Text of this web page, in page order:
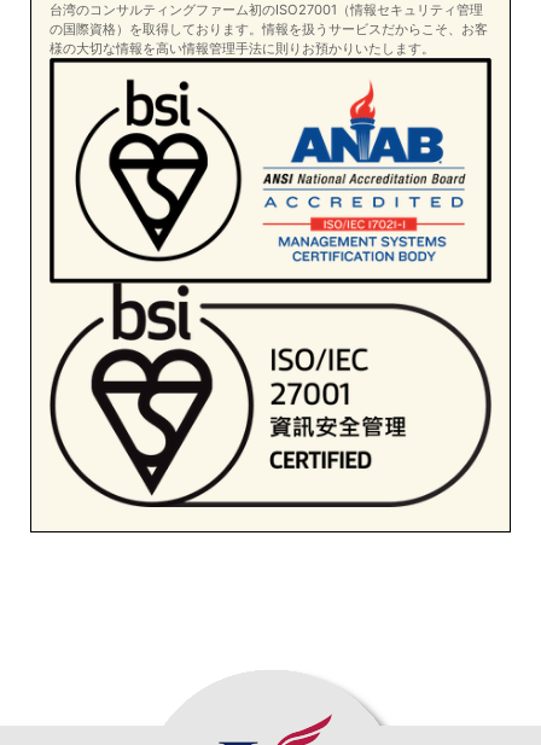
台湾のコンサルティングファーム初のISO27001（情報セキュリティ管理
の国際資格）を取得しております。情報を扱うサービスだからこそ、お客
様の大切な情報を高い情報管理手法に則りお預かりいたします。